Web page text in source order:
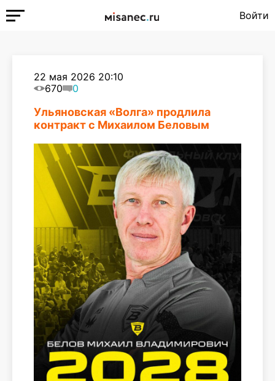
Войти
22 мая 2026 20:10
670
0
Ульяновская «Волга» продлила
контракт с Михаилом Беловым